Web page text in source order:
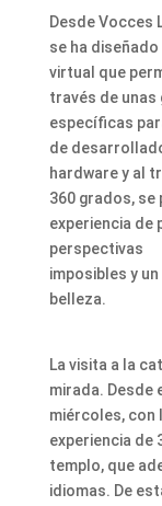
Desde Vocces
se ha
virtual que
través de unas
específicas
de
hardware y al
360 grados,
experiencia de
perspectivas
imposibles y
belleza.
La visita a la
mirada. Desde
miércoles, con
experiencia de
templo, que
idiomas. De